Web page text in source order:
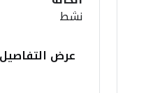
نشط
عرض التفاصيل